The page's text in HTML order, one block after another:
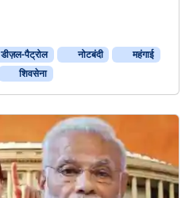
डीज़ल-पैट्रोल नोटबंदी
महंगाई
शिवसेना